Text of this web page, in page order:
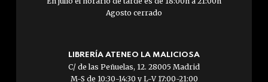
Agosto cerrado
LIBRERÍA ATENEO LA MALICIOSA
C/ de las Peñuelas, 12. 28005 Madrid
M-S de 10:30-14:30 y L-V 17:00-21:00